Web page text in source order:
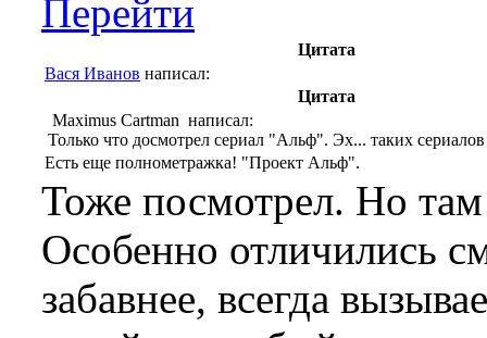
Перейти
Цитата
Вася Иванов написал:
Цитата
Maximus Cartman написал:
Только что досмотрел сериал "Альф". Эх... таких
Есть еще полнометражка! "Проект Альф".
Тоже посмотрел. Но
Особенно отличились
забавнее, всегда